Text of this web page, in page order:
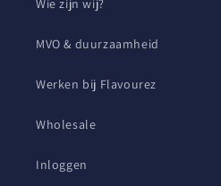
Wie zijn wij?
MVO & duurzaamheid
Werken bij Flavourez
Wholesale
Inloggen